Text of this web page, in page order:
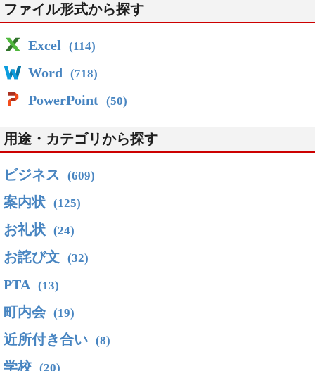
ファイル形式から探す
Excel (114)
Word (718)
PowerPoint (50)
用途・カテゴリから探す
ビジネス (609)
案内状 (125)
お礼状 (24)
お詫び文 (32)
PTA (13)
町内会 (19)
近所付き合い (8)
学校 (20)